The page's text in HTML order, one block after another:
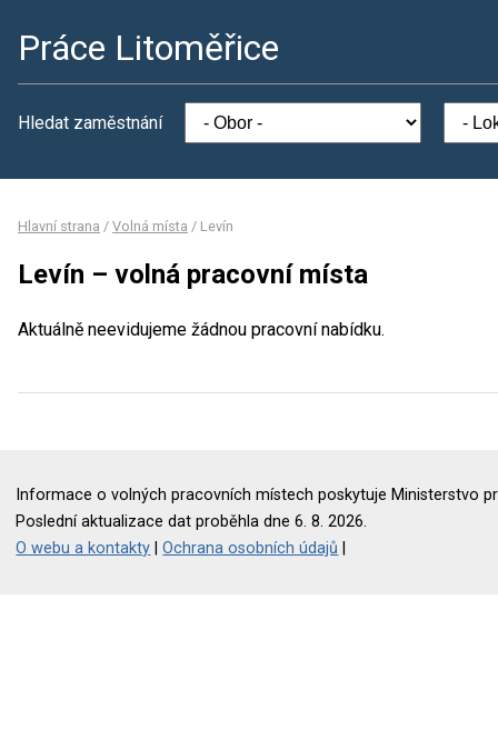
Práce Litoměřice
Hledat zaměstnání
Hlavní strana / Volná místa / Levín
Levín – volná pracovní místa
Aktuálně neevidujeme žádnou pracovní nabídku.
Informace o volných pracovních místech poskytuje Ministerstvo
Poslední aktualizace dat proběhla dne 6. 8. 2026.
O webu a kontakty |Ochrana osobních údajů